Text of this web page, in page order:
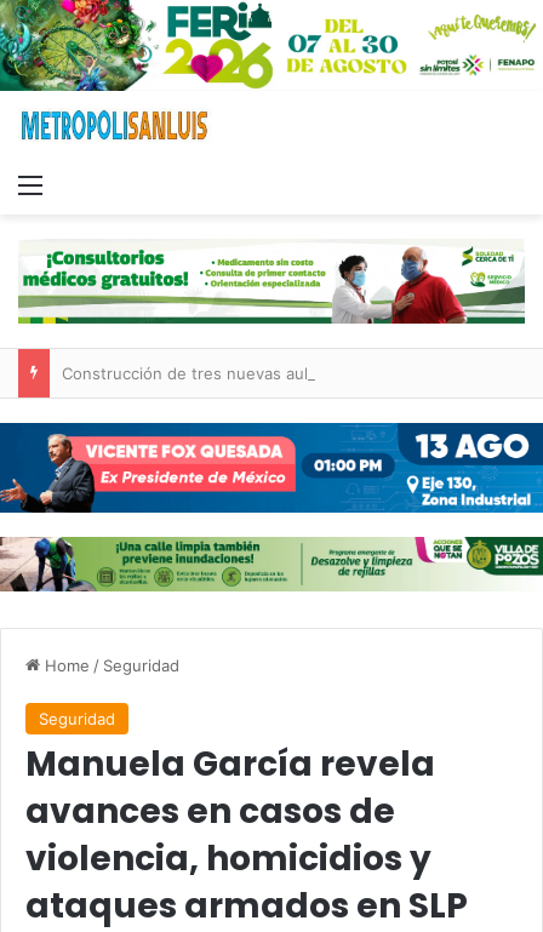
Home / Seguridad
Seguridad
Manuela García revela
avances en casos de
violencia, homicidios y
ataques armados en SLP